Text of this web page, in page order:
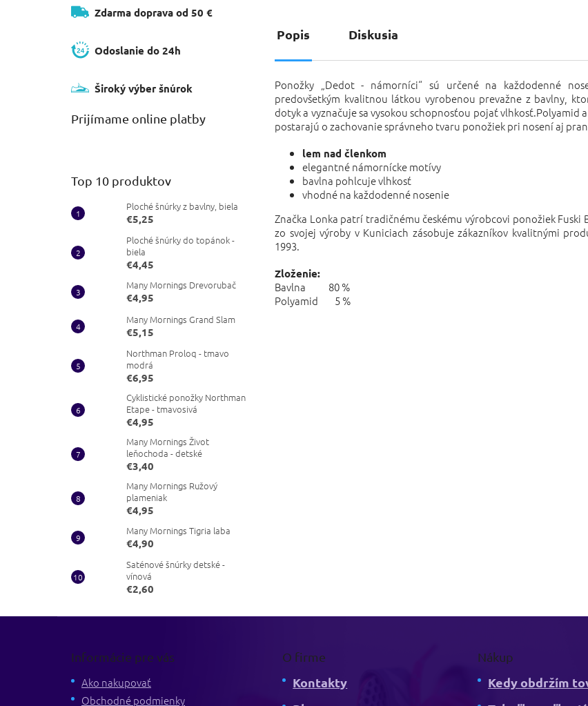
Zdarma doprava od 50 €
Odoslanie do 24h
Široký výber šnúrok
Prijímame online platby
Top 10 produktov
Ploché šnúrky z bavlny, biela
€5,25
Ploché šnúrky do topánok -
biela
€4,45
Many Mornings Drevorubač
€4,95
Many Mornings Grand Slam
€5,15
Northman Proloq - tmavo
modrá
€6,95
Cyklistické ponožky Northman
Etape - tmavosivá
€4,95
Many Mornings Život
leňochoda - detské
€3,40
Many Mornings Ružový
plameniak
€4,95
Many Mornings Tigria laba
€4,90
Saténové šnúrky detské -
vínová
€2,60
Popis Diskusia
Ponožky „Dedot - námorníci“ sú určené na každodenné
predovšetkým kvalitnou látkou vyrobenou prevažne z bavlny,
dotyk a vyznačuje sa vysokou schopnosťou pojať vlhkosť.Polyamid
postarajú o zachovanie správneho tvaru ponožiek pri nosení aj
lem nad členkom
elegantné námornícke motívy
bavlna pohlcuje vlhkosť
vhodné na každodenné nosenie
Značka Lonka patrí tradičnému českému výrobcovi ponožiek Fuski
zo svojej výroby v Kuniciach zásobuje zákazníkov kvalitnými
1993.
Zloženie:
Bavlna 80 %
Polyamid 5 %
Informácie pre vás
Ako nakupovať
Obchodné podmienky
O firme
Kontakty
Nákup
Kedy obdržím